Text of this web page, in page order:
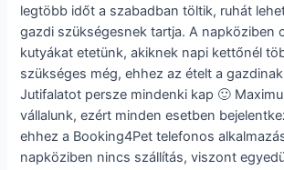
legtöbb időt a szabadban töltik, ruhát
gazdi szükségesnek tartja. A napköziben
kutyákat etetünk, akiknek napi kettőnél
szükséges még, ehhez az ételt a
Jutifalatot persze mindenki kap 🙂
vállalunk, ezért minden esetben
ehhez a Booking4Pet telefonos
napköziben nincs szállítás, viszont